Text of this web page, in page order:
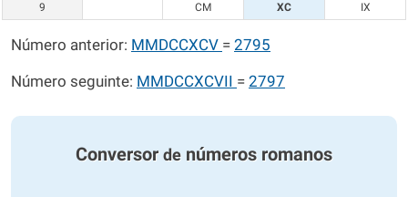
9
CM XC IX
Número anterior: MMDCCXCV = 2795
Número seguinte: MMDCCXCVII = 2797
Conversor de números romanos